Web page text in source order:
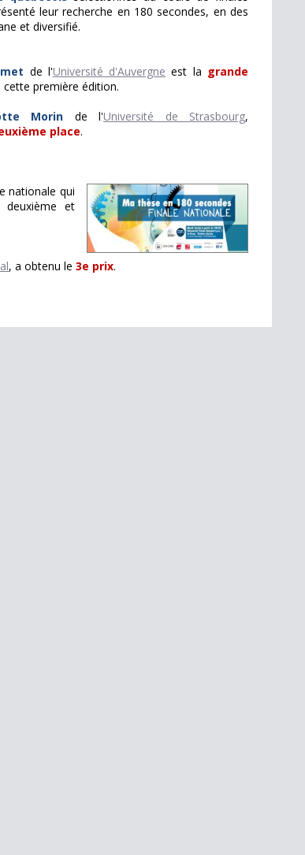
leur recherche en 180 secondes, en des
et diversifié.
de l'Université d'Auvergne est la grande
cette première édition.
Morin de l'Université de Strasbourg,
place.
nationale qui
deuxième et
, a obtenu le 3e prix.